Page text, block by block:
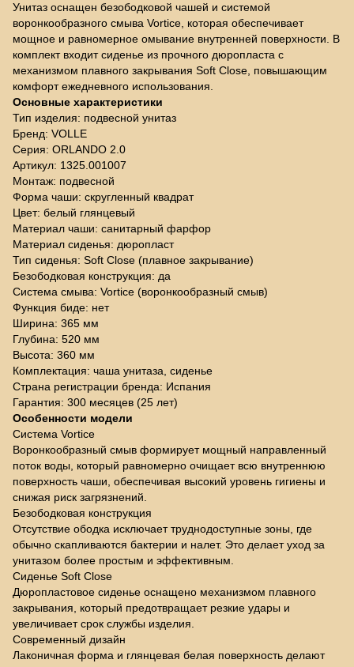
Унитаз оснащен безободковой чашей и системой
воронкообразного смыва Vortice, которая обеспечивает
мощное и равномерное омывание внутренней поверхности. В
комплект входит сиденье из прочного дюропласта с
механизмом плавного закрывания Soft Close, повышающим
комфорт ежедневного использования.
Основные характеристики
Тип изделия: подвесной унитаз
Бренд: VOLLE
Серия: ORLANDO 2.0
Артикул: 1325.001007
Монтаж: подвесной
Форма чаши: скругленный квадрат
Цвет: белый глянцевый
Материал чаши: санитарный фарфор
Материал сиденья: дюропласт
Тип сиденья: Soft Close (плавное закрывание)
Безободковая конструкция: да
Система смыва: Vortice (воронкообразный смыв)
Функция биде: нет
Ширина: 365 мм
Глубина: 520 мм
Высота: 360 мм
Комплектация: чаша унитаза, сиденье
Страна регистрации бренда: Испания
Гарантия: 300 месяцев (25 лет)
Особенности модели
Система Vortice
Воронкообразный смыв формирует мощный направленный
поток воды, который равномерно очищает всю внутреннюю
поверхность чаши, обеспечивая высокий уровень гигиены и
снижая риск загрязнений.
Безободковая конструкция
Отсутствие ободка исключает труднодоступные зоны, где
обычно скапливаются бактерии и налет. Это делает уход за
унитазом более простым и эффективным.
Сиденье Soft Close
Дюропластовое сиденье оснащено механизмом плавного
закрывания, который предотвращает резкие удары и
увеличивает срок службы изделия.
Современный дизайн
Лаконичная форма и глянцевая белая поверхность делают